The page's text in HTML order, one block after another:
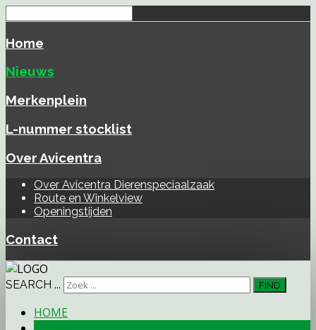
Home
Nieuws
Merkenplein
L-nummer stocklist
Over Avicentra
Over Avicentra Dierenspeciaalzaak
Route en Winkelview
Openingstijden
Contact
SEARCH ... FIND
HOME